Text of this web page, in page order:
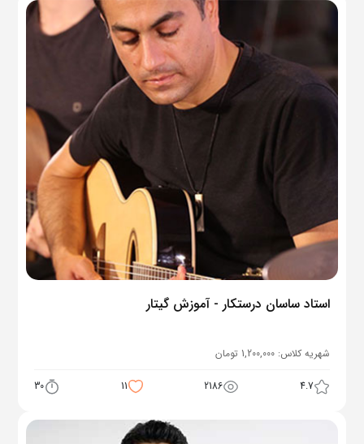
استاد ساسان درستکار - آموزش گیتار
شهریه کلاس: 1,200,000 تومان
4.7
2186
11
30